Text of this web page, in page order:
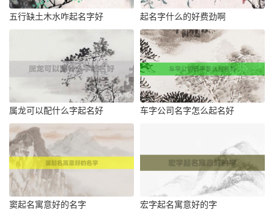
五行缺土木水咋起名字好 起名字什么的好费劲啊
属龙可以配什么字起名好 车字公司名字怎么起名好
窦起名寓意好的名字 宏字起名寓意好的字